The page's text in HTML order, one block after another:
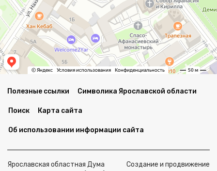
Полезные ссылки Символика Ярославской области
Поиск Карта сайта
Об использовании информации сайта
Ярославская областная Дума
Создание и продвижение